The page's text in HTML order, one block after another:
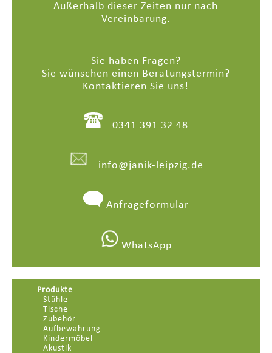
Außerhalb dieser Zeiten nur nach
Vereinbarung.
Sie haben Fragen?
Sie wünschen einen Beratungstermin?
Kontaktieren Sie uns!
0341 391 32 48
info@janik-leipzig.de
Anfrageformular
WhatsApp
Produkte
Stühle
Tische
Zubehör
Aufbewahrung
Kindermöbel
Akustik